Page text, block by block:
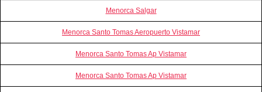
Menorca Salgar
Menorca Santo Tomas Aeropuerto Vistamar
Menorca Santo Tomas Ap Vistamar
Menorca Santo Tomas Ap Vistamar